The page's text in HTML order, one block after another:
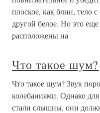
плоское, как блин, тело
другой белое. Но это
расположены на
Что такое шум?
Что такое шум? Звук
колебаниями. Однако
стали слышны, они